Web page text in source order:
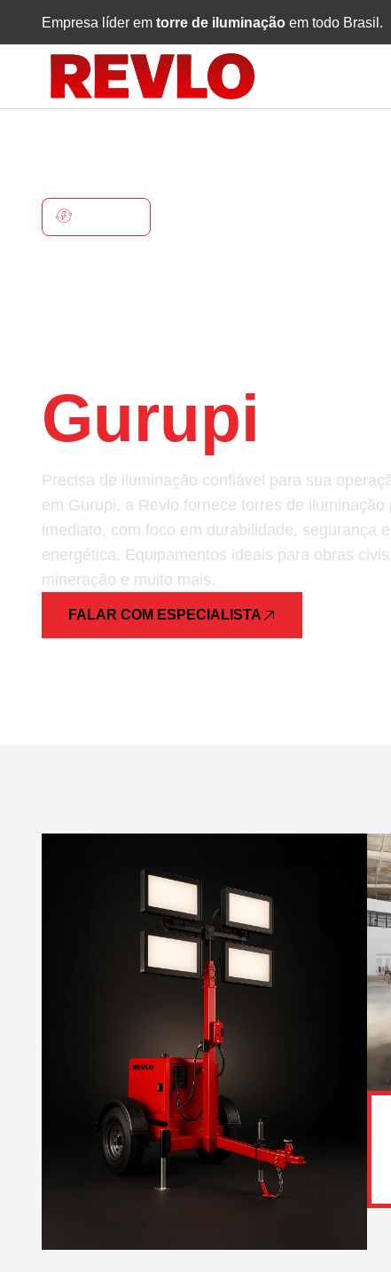
Empresa líder em torre de iluminação em todo Brasil.
Gurupi
Precisa de iluminação confiável para sua
em Gurupi, a Revlo fornece torres de iluminação
imediato, com foco em durabilidade, segurança
energética. Equipamentos ideais para obras
mineração e muito mais.
FALAR COM ESPECIALISTA